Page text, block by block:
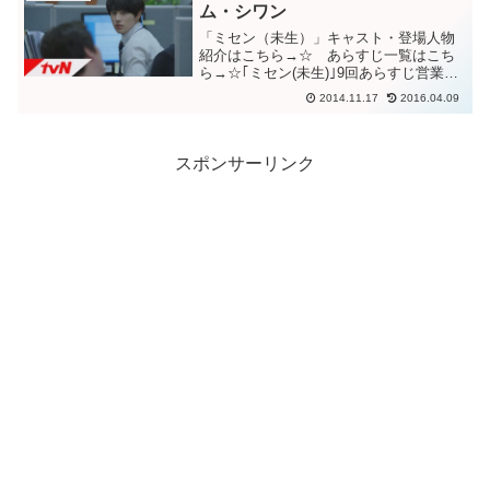
ム・シワン
「ミセン（未生）」キャスト・登場人物
紹介はこちら→☆ あらすじ一覧はこち
ら→☆｢ミセン(未生)｣9回あらすじ営業3
チームに新しく配属されたパク課長。グ
レには、”コネ入社のやつか。高卒なんだ
2014.11.17 2016.04.09
スポンサーリンク